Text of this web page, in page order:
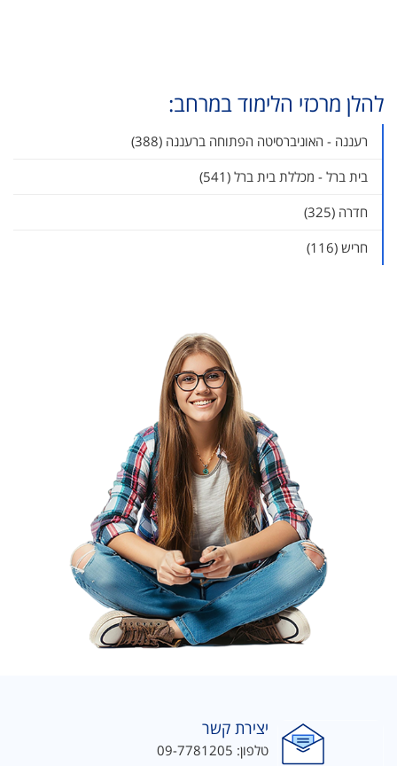
להלן מרכזי הלימוד במרחב:
רעננה - האוניברסיטה הפתוחה ברעננה (388)
בית ברל - מכללת בית ברל (541)
חדרה (325)
חריש (116)
יצירת קשר
טלפון: 09-7781205